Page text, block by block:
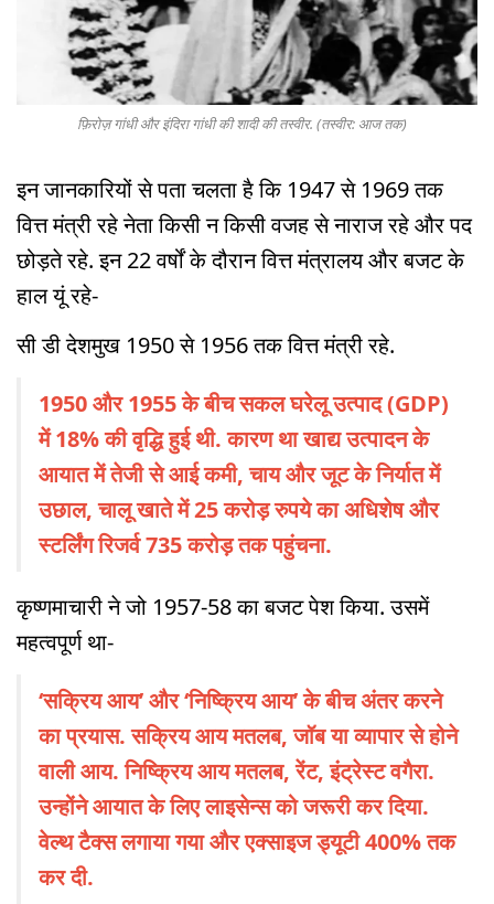
फ़िरोज़ गांधी और इंदिरा गांधी की शादी की तस्वीर. (तस्वीर: आज तक)
इन जानकारियों से पता चलता है कि 1947 से 1969 तक
वित्त मंत्री रहे नेता किसी न किसी वजह से नाराज रहे और पद
छोड़ते रहे. इन 22 वर्षों के दौरान वित्त मंत्रालय और बजट के
हाल यूं रहे-
सी डी देशमुख 1950 से 1956 तक वित्त मंत्री रहे.
1950 और 1955 के बीच सकल घरेलू उत्पाद (GDP)
में 18% की वृद्धि हुई थी. कारण था खाद्य उत्पादन के
आयात में तेजी से आई कमी, चाय और जूट के निर्यात में
उछाल, चालू खाते में 25 करोड़ रुपये का अधिशेष और
स्टर्लिंग रिजर्व 735 करोड़ तक पहुंचना.
कृष्णमाचारी ने जो 1957-58 का बजट पेश किया. उसमें
महत्वपूर्ण था-
‘सक्रिय आय’ और ‘निष्क्रिय आय’ के बीच अंतर करने
का प्रयास. सक्रिय आय मतलब, जॉब या व्यापार से होने
वाली आय. निष्क्रिय आय मतलब, रेंट, इंट्रेस्ट वगैरा.
उन्होंने आयात के लिए लाइसेन्स को जरूरी कर दिया.
वेल्थ टैक्स लगाया गया और एक्साइज ड्यूटी 400% तक
कर दी.